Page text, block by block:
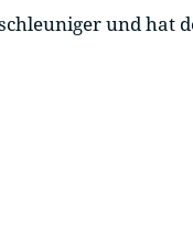
und hat